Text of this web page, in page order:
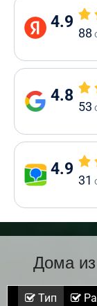
4.9
88
4.8
53
4.9
31
Дома
Тип